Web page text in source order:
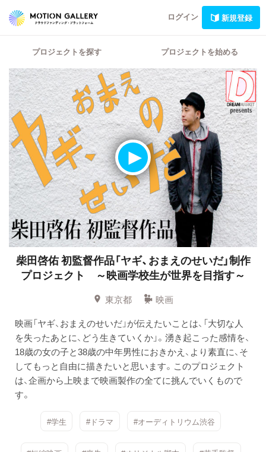
ログイン 新規登録
プロジェクトを探す プロジェクトを始める
柴田啓佑 初監督作品「ヤギ、おまえのせいだ」制作
プロジェクト ～映画学校生が世界を目指す～
東京都
映画
映画「ヤギ、おまえのせいだ」が伝えたいことは、「大切な人
を失ったあとに、どう生きていくか」。湧き起こった感情を、
18歳の女の子と38歳の中年男性におきかえ、より素直に、そ
してもっと自由に描きたいと思います。このプロジェクト
は、企画から上映まで映画製作の全てに挑んでいくもので
す。
#学生 #ドラマ #オーディトリウム渋谷